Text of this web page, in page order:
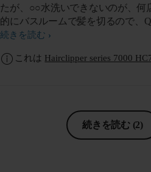
たが、○○水洗いできないのが、何
的にバスルームで髪を切るので、
られることがとてもメリットがあ
は、水洗いできないとなると、水
続きを読む
これは Hairclipper series 7000
続きを読む (2)